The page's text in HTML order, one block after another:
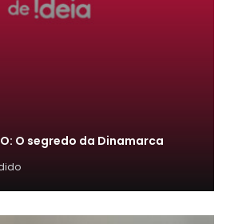
O segredo da Dinamarca